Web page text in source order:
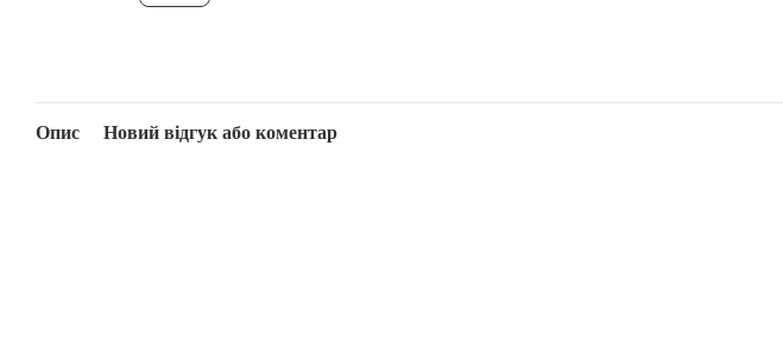
Опис Новий відгук або коментар